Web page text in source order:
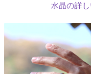
水晶の詳